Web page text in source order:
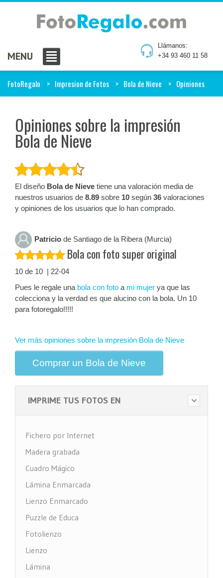
Llámanos:
+34 93 460 11 58
MENU
FotoRegalo Impresion de Fotos Bola de Nieve Opiniones
Opiniones sobre la impresión
Bola de Nieve
El diseño Bola de Nieve tiene una valoración media de
nuestros usuarios de 8.89 sobre 10 según 36 valoraciones
y opiniones de los usuarios que lo han comprado.
Patricio de Santiago de la Ribera (Murcia)
Bola con foto super original
10 de 10 | 22-04
Pues le regale una bola con foto a mi mujer ya que las
colecciona y la verdad es que alucino con la bola. Un 10
para fotoregalo!!!!!
Ver más opiniones sobre la impresión Bola de Nieve
Comprar un Bola de Nieve
IMPRIME TUS FOTOS EN
Fichero por Internet
Madera grabada
Cuadro Mágico
Lámina Enmarcada
Lienzo Enmarcado
Puzzle de Educa
Fotolienzo
Lienzo
Lámina